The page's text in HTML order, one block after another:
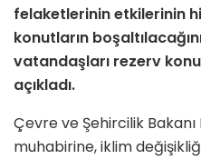
felaketlerinin etkilerinin
konutların
vatandaşları rezerv
açıkladı.
Çevre ve Şehircilik
muhabirine, iklim